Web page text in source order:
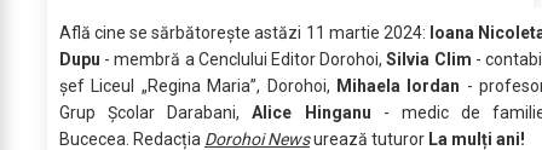
Află cine se sărbătoreşte astăzi 11 martie 2024: Ioana
Dupu - membră a Cenclului Editor Dorohoi,Silvia Clim -
șef Liceul „Regina Maria”, Dorohoi, Mihaela Iordan -
Grup Şcolar Darabani,Alice Hinganu - medic de
Bucecea. Redacția Dorohoi Newsurează tuturor La mulți ani!